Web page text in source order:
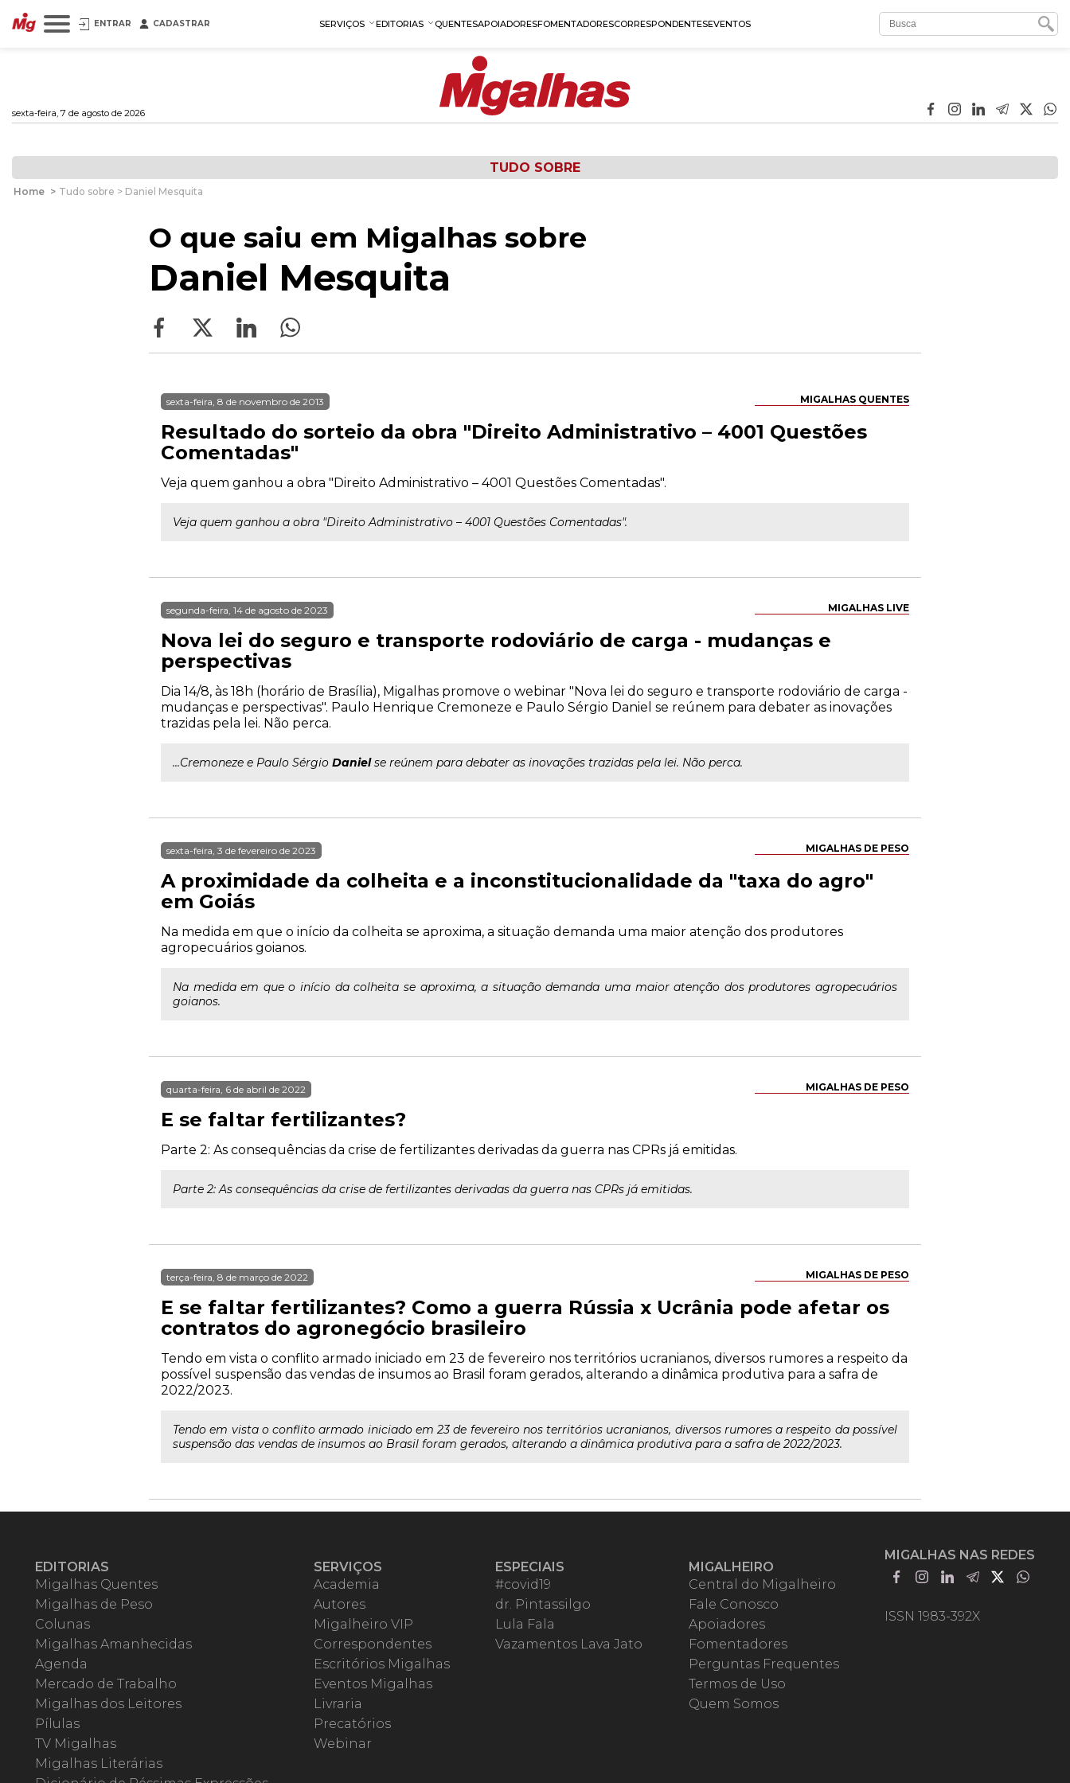
ENTRAR CADASTRAR SERVIÇOS EDITORIAS QUENTESAPOIADORESFOMENTADORESCORRESPONDENTESEVENTOS
sexta-feira, 7 de agosto de 2026
TUDO SOBRE
Home > Tudo sobre > Daniel Mesquita
O que saiu em Migalhas sobre
Daniel Mesquita
MIGALHAS QUENTES
sexta-feira, 8 de novembro de 2013
Resultado do sorteio da obra "Direito Administrativo – 4001 Questões
Comentadas"
Veja quem ganhou a obra "Direito Administrativo – 4001 Questões Comentadas".
Veja quem ganhou a obra "Direito Administrativo – 4001 Questões Comentadas".
MIGALHAS LIVE
segunda-feira, 14 de agosto de 2023
Nova lei do seguro e transporte rodoviário de carga - mudanças e
perspectivas
Dia 14/8, às 18h (horário de Brasília), Migalhas promove o webinar "Nova lei do seguro e transporte rodoviário de carga -
mudanças e perspectivas". Paulo Henrique Cremoneze e Paulo Sérgio Daniel se reúnem para debater as inovações
trazidas pela lei. Não perca.
...Cremoneze e Paulo Sérgio Danielse reúnem para debater as inovações trazidas pela lei. Não perca.
MIGALHAS DE PESO
sexta-feira, 3 de fevereiro de 2023
A proximidade da colheita e a inconstitucionalidade da "taxa do agro"
em Goiás
Na medida em que o início da colheita se aproxima, a situação demanda uma maior atenção dos produtores
agropecuários goianos.
Na medida em que o início da colheita se aproxima, a situação demanda uma maior atenção dos produtores agropecuários
goianos.
MIGALHAS DE PESO
quarta-feira, 6 de abril de 2022
E se faltar fertilizantes?
Parte 2: As consequências da crise de fertilizantes derivadas da guerra nas CPRs já emitidas.
Parte 2: As consequências da crise de fertilizantes derivadas da guerra nas CPRs já emitidas.
MIGALHAS DE PESO
terça-feira, 8 de março de 2022
E se faltar fertilizantes? Como a guerra Rússia x Ucrânia pode afetar os
contratos do agronegócio brasileiro
Tendo em vista o conflito armado iniciado em 23 de fevereiro nos territórios ucranianos, diversos rumores a respeito da
possível suspensão das vendas de insumos ao Brasil foram gerados, alterando a dinâmica produtiva para a safra de
2022/2023.
Tendo em vista o conflito armado iniciado em 23 de fevereiro nos territórios ucranianos, diversos rumores a respeito da possível
suspensão das vendas de insumos ao Brasil foram gerados, alterando a dinâmica produtiva para a safra de 2022/2023.
EDITORIAS
Migalhas Quentes
Migalhas de Peso
Colunas
Migalhas Amanhecidas
Agenda
Mercado de Trabalho
Migalhas dos Leitores
Pílulas
TV Migalhas
Migalhas Literárias
SERVIÇOS
Academia
Autores
Migalheiro VIP
Correspondentes
Escritórios Migalhas
Eventos Migalhas
Livraria
Precatórios
Webinar
ESPECIAIS
#covid19
dr. Pintassilgo
Lula Fala
Vazamentos Lava Jato
MIGALHEIRO
Central do Migalheiro
Fale Conosco
Apoiadores
Fomentadores
Perguntas Frequentes
Termos de Uso
Quem Somos
MIGALHAS NAS REDES
ISSN 1983-392X